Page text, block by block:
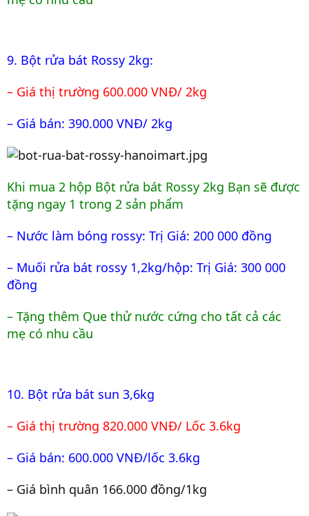
9. Bột rửa bát Rossy 2kg:
– Giá thị trường 600.000 VNĐ/ 2kg
– Giá bán: 390.000 VNĐ/ 2kg
Khi mua 2 hộp Bột rửa bát Rossy 2kg Bạn sẽ được
tặng ngay 1 trong 2 sản phẩm
– Nước làm bóng rossy: Trị Giá: 200 000 đồng
– Muối rửa bát rossy 1,2kg/hộp: Trị Giá: 300 000
đồng
– Tặng thêm Que thử nước cứng cho tất cả các
mẹ có nhu cầu
10. Bột rửa bát sun 3,6kg
– Giá thị trường 820.000 VNĐ/ Lốc 3.6kg
– Giá bán: 600.000 VNĐ/lốc 3.6kg
– Giá bình quân 166.000 đồng/1kg